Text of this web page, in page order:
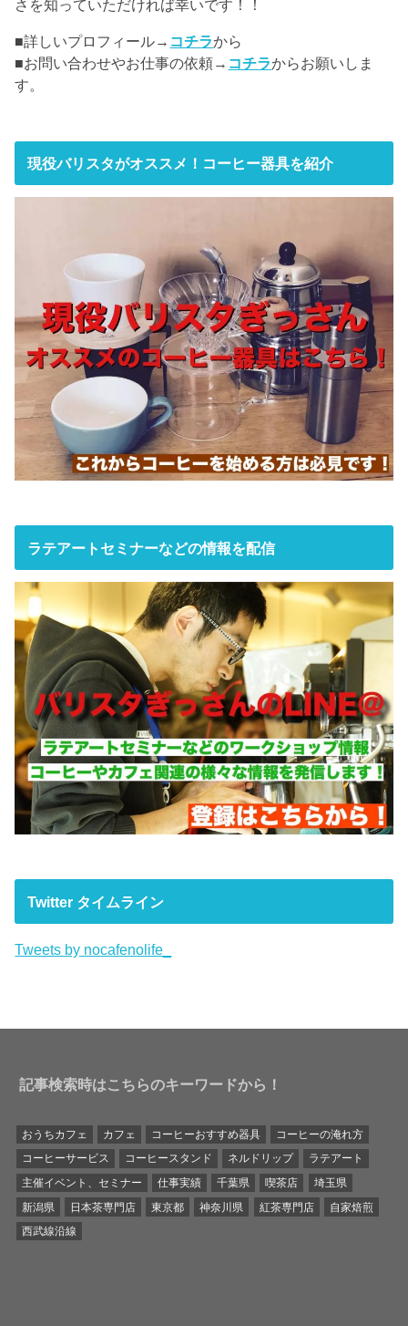
さを知っていただければ幸いです！！
■詳しいプロフィール→ コチラから
■お問い合わせやお仕事の依頼→ コチラからお願いしま
す。
現役バリスタがオススメ！コーヒー器具を紹介
ラテアートセミナーなどの情報を配信
Twitter タイムライン
Tweets by nocafenolife_
記事検索時はこちらのキーワードから！
おうちカフェ カフェ コーヒーおすすめ器具
コーヒーの淹れ方
コーヒーサービス
コーヒースタンド ネルドリップ
ラテアート
主催イベント、セミナー
仕事実績 千葉県 喫茶店
埼玉県
新潟県
日本茶専門店 東京都 神奈川県 紅茶専門店
自家焙煎
西武線沿線